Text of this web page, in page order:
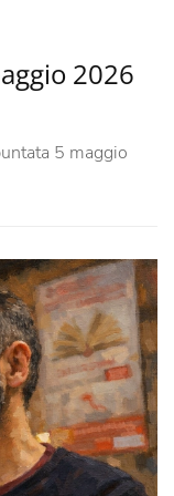
2026
5 maggio